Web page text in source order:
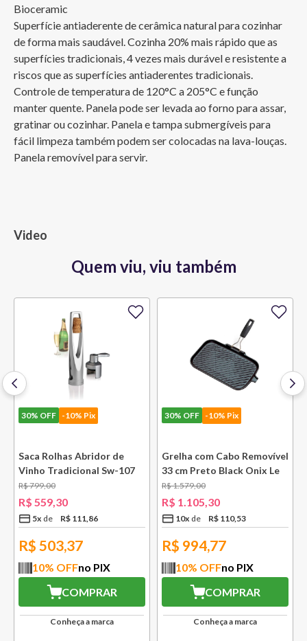
Bioceramic
Superfície antiaderente de cerâmica natural para cozinhar
de forma mais saudável. Cozinha 20% mais rápido que as
superfícies tradicionais, 4 vezes mais durável e resistente a
riscos que as superfícies antiaderentes tradicionais.
Controle de temperatura de 120°C a 205°C e função
manter quente. Panela pode ser levada ao forno para assar,
gratinar ou cozinhar. Panela e tampa submergíveis para
fácil limpeza também podem ser colocadas na lava-louças.
Panela removível para servir.
Video
Quem viu, viu também
30% OFF -10% Pix
Saca Rolhas Abridor de
Vinho Tradicional Sw-107
Ply Le Creuset
R$799,00
R$ 559,30
5x R$ 111,86
R$ 503,37
10% OFFno PIX
COMPRAR
Conheça a marca
30% OFF -10% Pix
Grelha com Cabo Removível
33 cm Preto Black Onix Le
Creuset
R$1.579,00
R$ 1.105,30
10x R$ 110,53
R$ 994,77
10% OFFno PIX
COMPRAR
Conheça a marca